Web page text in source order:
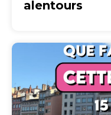
alentours